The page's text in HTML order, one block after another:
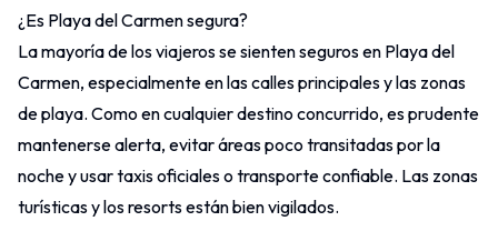
¿Es Playa del Carmen segura?
La mayoría de los viajeros se sienten seguros en Playa del
Carmen, especialmente en las calles principales y las zonas
de playa. Como en cualquier destino concurrido, es prudente
mantenerse alerta, evitar áreas poco transitadas por la
noche y usar taxis oficiales o transporte confiable. Las zonas
turísticas y los resorts están bien vigilados.